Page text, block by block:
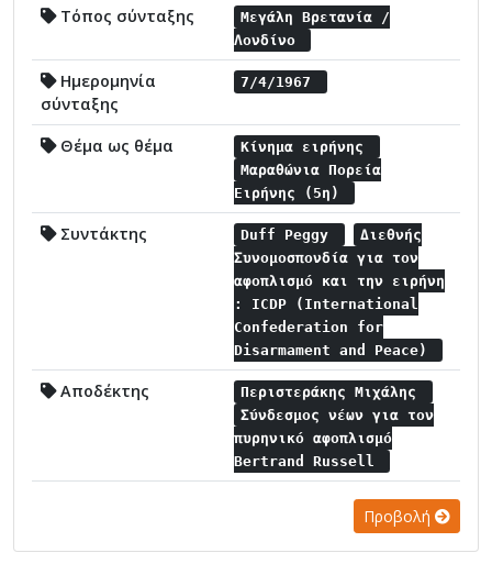
Τόπος σύνταξης
Μεγάλη Βρετανία /
Λονδίνο
Ημερομηνία
σύνταξης
7/4/1967
Θέμα ως θέμα
Κίνημα ειρήνης
Μαραθώνια Πορεία
Ειρήνης (5η)
Συντάκτης Duff Peggy
Διεθνής
Συνομοσπονδία για τον
αφοπλισμό και την ειρήνη
: ICDP (International
Confederation for
Disarmament and Peace)
Αποδέκτης
Περιστεράκης Μιχάλης
Σύνδεσμος νέων για τον
πυρηνικό αφοπλισμό
Bertrand Russell
Προβολή